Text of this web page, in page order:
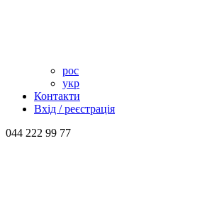
рос
укр
Контакти
Вхід / реєстрація
044 222 99 77